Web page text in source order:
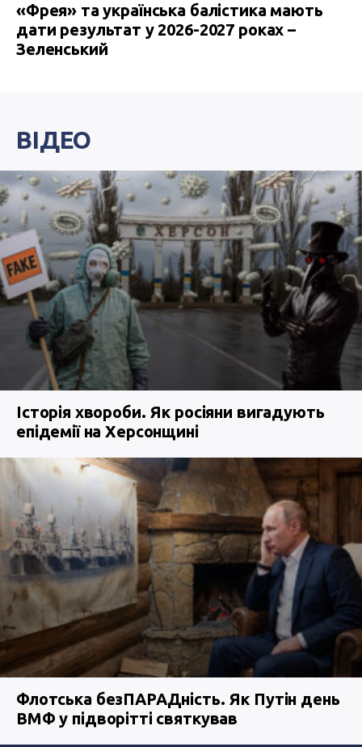
«Фрея» та українська балістика мають
дати результат у 2026-2027 роках –
Зеленський
ВІДЕО
Історія хвороби. Як росіяни вигадують
епідемії на Херсонщині
Флотська безПАРАДність. Як Путін день
ВМФ у підворітті святкував